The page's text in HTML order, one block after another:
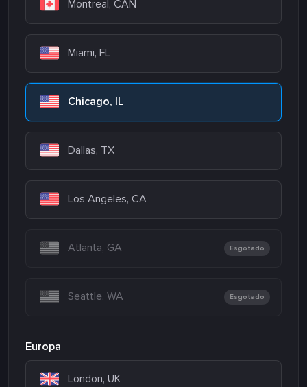
Montreal, CAN
Miami, FL
Chicago, IL
Dallas, TX
Los Angeles, CA
Atlanta, GA Esgotado
Seattle, WA Esgotado
Europa
London, UK